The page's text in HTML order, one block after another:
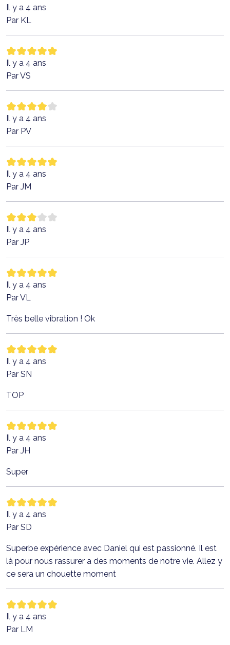
Il y a 4 ans
Par KL
Il y a 4 ans
Par VS
Il y a 4 ans
Par PV
Il y a 4 ans
Par JM
Il y a 4 ans
Par JP
Il y a 4 ans
Par VL
Très belle vibration ! Ok
Il y a 4 ans
Par SN
TOP
Il y a 4 ans
Par JH
Super
Il y a 4 ans
Par SD
Superbe expérience avec Daniel qui est passionné. Il est
là pour nous rassurer a des moments de notre vie. Allez y
ce sera un chouette moment
Il y a 4 ans
Par LM